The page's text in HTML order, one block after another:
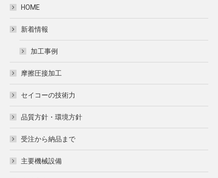
opens
window
opens
window
HOME
新着情報
加工事例
摩擦圧接加工
セイコーの技術力
品質方針・環境方針
受注から納品まで
主要機械設備